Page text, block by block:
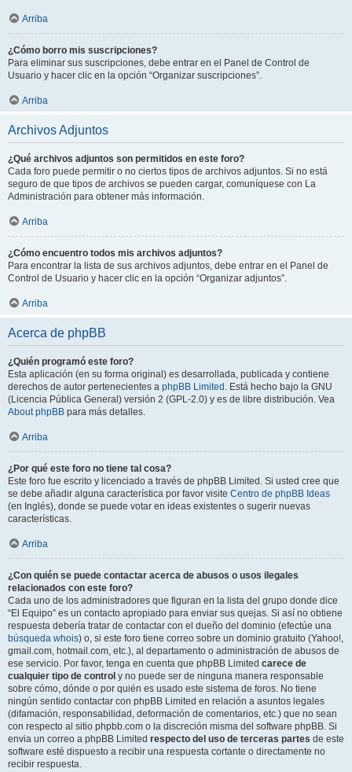
Arriba
¿Cómo borro mis suscripciones?
Para eliminar sus suscripciones, debe entrar en el Panel de Control de
Usuario y hacer clic en la opción “Organizar suscripciones”.
Arriba
Archivos Adjuntos
¿Qué archivos adjuntos son permitidos en este foro?
Cada foro puede permitir o no ciertos tipos de archivos adjuntos. Si no está
seguro de que tipos de archivos se pueden cargar, comuníquese con La
Administración para obtener más información.
Arriba
¿Cómo encuentro todos mis archivos adjuntos?
Para encontrar la lista de sus archivos adjuntos, debe entrar en el Panel de
Control de Usuario y hacer clic en la opción “Organizar adjuntos”.
Arriba
Acerca de phpBB
¿Quién programó este foro?
Esta aplicación (en su forma original) es desarrollada, publicada y contiene
derechos de autor pertenecientes a phpBB Limited . Está hecho bajo la GNU
(Licencia Pública General) versión 2 (GPL-2.0) y es de libre distribución. Vea
About phpBB para más detalles.
Arriba
¿Por qué este foro no tiene tal cosa?
Este foro fue escrito y licenciado a través de phpBB Limited. Si usted cree que
se debe añadir alguna característica por favor visite Centro de phpBB Ideas
(en Inglés), donde se puede votar en ideas existentes o sugerir nuevas
características.
Arriba
¿Con quién se puede contactar acerca de abusos o usos ilegales
relacionados con este foro?
Cada uno de los administradores que figuran en la lista del grupo donde dice
“El Equipo” es un contacto apropiado para enviar sus quejas. Si así no obtiene
respuesta debería tratar de contactar con el dueño del dominio (efectúe una
búsqueda whois) o, si este foro tiene correo sobre un dominio gratuito (Yahoo!,
gmail.com, hotmail.com, etc.), al departamento o administración de abusos de
ese servicio. Por favor, tenga en cuenta que phpBB Limited carece de
cualquier tipo de control y no puede ser de ninguna manera responsable
sobre cómo, dónde o por quién es usado este sistema de foros. No tiene
ningún sentido contactar con phpBB Limited en relación a asuntos legales
(difamación, responsabilidad, deformación de comentarios, etc.) que no sean
con respecto al sitio phpbb.com o la discreción misma del software phpBB. Si
envia un correo a phpBB Limited respecto del uso de terceras partes de este
software esté dispuesto a recibir una respuesta cortante o directamente no
recibir respuesta.